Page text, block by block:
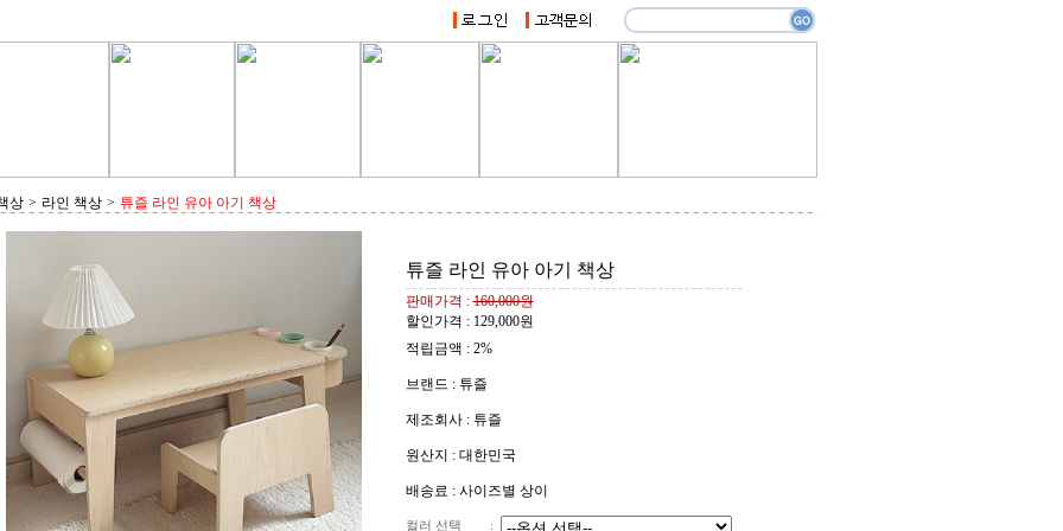
상 > 라인 책상 > 튜즐 라인 유아 아기 책상
튜즐 라인 유아 아기 책상
판매가격 :160,000원
할인가격 : 129,000원
적립금액 : 2%
브랜드 : 튜즐
제조회사 : 튜즐
원산지 : 대한민국
배송료 : 사이즈별 상이
컬러 선택 :